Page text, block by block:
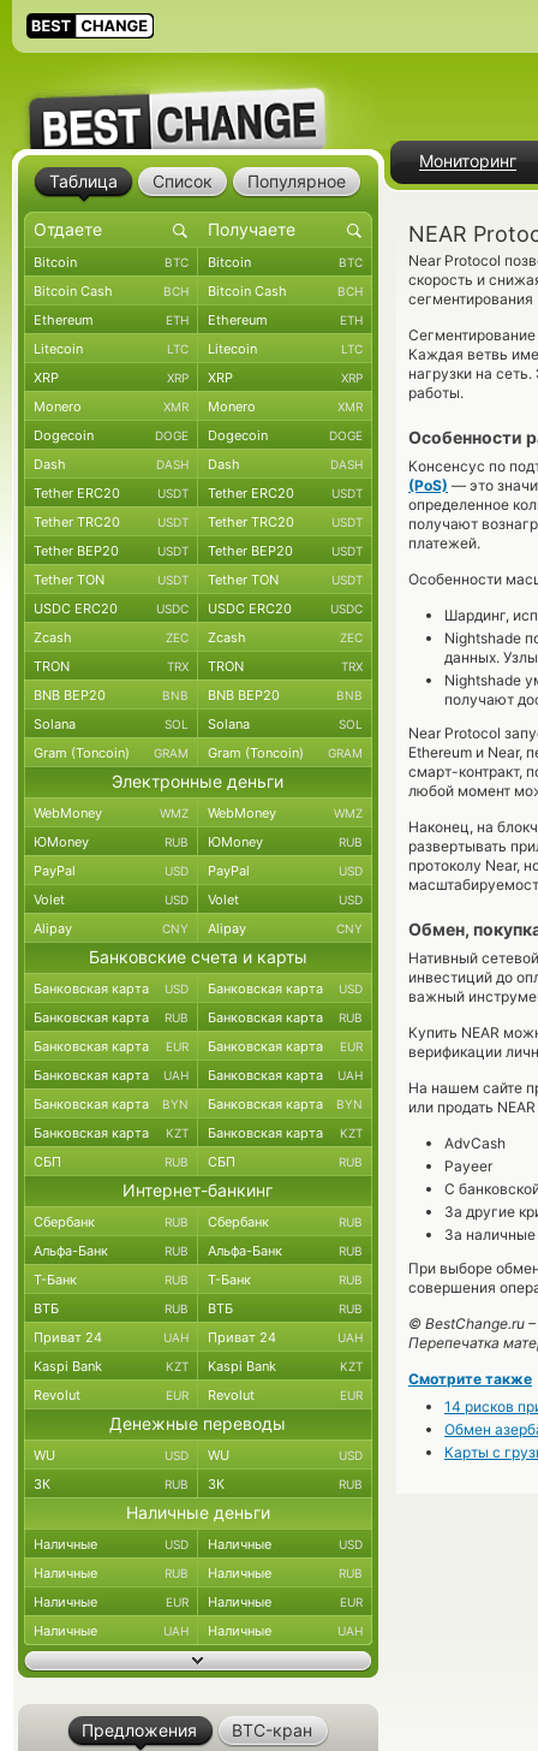
Мониторинг
NEAR
Near Protocol
скорость и
сегментирования
Каждая ветвь
нагрузки на
работы.
Особенности
Консенсус по
(PoS) — это
определенное
получают
платежей.
Особенности
Шардинг,
Nightshade
данных.
Nightshade
получают
Near Protocol
Ethereum и Near,
смарт-контракт,
любой момент
Наконец, на
развертывать
протоколу Near,
Обмен,
Нативный
инвестиций до
важный
Купить NEAR
верификации
На нашем сайте
или продать NEAR
AdvCash
Payeer
С
За другие
За наличные
При выборе
совершения
© BestChange.ru –
Перепечатка
Смотрите также
14 рисков
Oбмен
Карты с
Таблица Список Популярное
Bitcoin BTC Bitcoin BTC
Bitcoin Cash BCH Bitcoin Cash BCH
Ethereum ETH Ethereum ETH
Litecoin LTC Litecoin LTC
XRP XRP XRP XRP
Monero XMR Monero XMR
Dogecoin DOGE Dogecoin DOGE
Dash DASH Dash DASH
Tether ERC20 USDT Tether ERC20 USDT
Tether TRC20 USDT Tether TRC20 USDT
Tether BEP20 USDT Tether BEP20 USDT
Tether TON USDT Tether TON USDT
USDC ERC20 USDC USDC ERC20 USDC
Zcash ZEC Zcash ZEC
TRON TRX TRON TRX
BNB BEP20 BNB BNB BEP20 BNB
Solana SOL Solana SOL
Gram (Toncoin) GRAM Gram (Toncoin) GRAM
Электронные деньги
WebMoney WMZ WebMoney WMZ
ЮMoney RUB ЮMoney RUB
PayPal USD PayPal USD
Volet USD Volet USD
Alipay CNY Alipay CNY
Банковские счета и карты
Банковская карта USD Банковская карта USD
Банковская карта RUB Банковская карта RUB
Банковская карта EUR Банковская карта EUR
Банковская карта UAH Банковская карта UAH
Банковская карта BYN Банковская карта BYN
Банковская карта KZT Банковская карта KZT
СБП RUB СБП RUB
Интернет-банкинг
Сбербанк RUB Сбербанк RUB
Альфа-Банк RUB Альфа-Банк RUB
Т-Банк RUB Т-Банк RUB
ВТБ RUB ВТБ RUB
Приват 24 UAH Приват 24 UAH
Kaspi Bank KZT Kaspi Bank KZT
Revolut EUR Revolut EUR
Денежные переводы
WU USD WU USD
ЗК RUB ЗК RUB
Наличные деньги
Наличные USD Наличные USD
Наличные RUB Наличные RUB
Наличные EUR Наличные EUR
Наличные UAH Наличные UAH
Предложения BTC-кран